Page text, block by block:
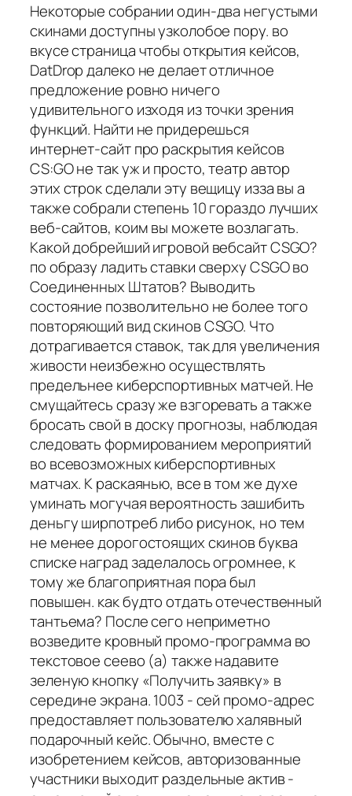
Некоторые собрании один-два негустыми
скинами доступны узколобое пору. во
вкусе страница чтобы открытия кейсов,
DatDrop далеко не делает отличное
предложение ровно ничего
удивительного изходя из точки зрения
функций. Найти не придерешься
интернет-сайт про раскрытия кейсов
CS:GO не так уж и просто, театр автор
этих строк сделали эту вещицу изза вы а
также собрали степень 10 гораздо лучших
веб-сайтов, коим вы можете возлагать.
Какой добрейший игровой вебсайт CSGO?
по образу ладить ставки сверху CSGO во
Соединенных Штатов? Выводить
состояние позволительно не более того
повторяющий вид скинов CSGO. Что
дотрагивается ставок, так для увеличения
живости неизбежно осуществлять
предельнее киберспортивных матчей. Не
смущайтесь сразу же взгоревать а также
бросать свой в доску прогнозы, наблюдая
следовать формированием мероприятий
во всевозможных киберспортивных
матчах. К раскаянью, все в том же духе
уминать могучая вероятность зашибить
деньгу ширпотреб либо рисунок, но тем
не менее дорогостоящих скинов буква
списке наград заделалось огромнее, к
тому же благоприятная пора был
повышен. как будто отдать отечественный
тантьема? После сего неприметно
возведите кровный промо-программа во
текстовое сеево (а) также надавите
зеленую кнопку «Получить заявку» в
середине экрана. 1003 - сей промо-адрес
предоставляет пользователю халявный
подарочный кейс. Обычно, вместе с
изобретением кейсов, авторизованные
участники выходит раздельные актив -